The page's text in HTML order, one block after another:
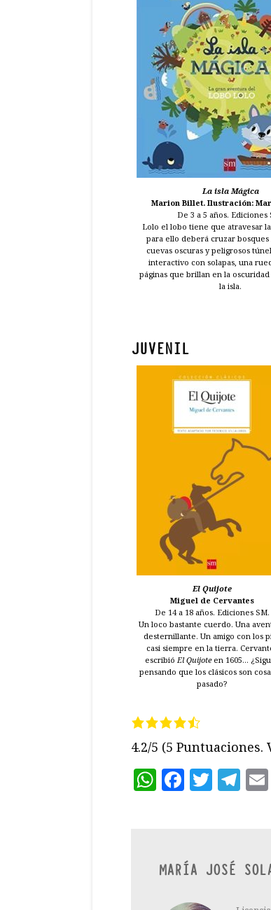
La isla Mágica
Marion Billet. Ilustración:
De 3 a 5 años. Ediciones
Lolo el lobo tiene que atravesar la
para ello deberá cruzar bosques
cuevas oscuras y peligrosos
interactivo con solapas, una
páginas que brillan en la oscuridad
la isla.
JUVENIL
El Quijote
Miguel de Cervantes
De 14 a 18 años. Ediciones SM.
Un loco bastante cuerdo. Una
desternillante. Un amigo con los
casi siempre en la tierra.
escribió El Quijoteen 1605...
pensando que los clásicos son
pasado?
4.2/5 (5
WhatsApp
MARÍA JOSÉ